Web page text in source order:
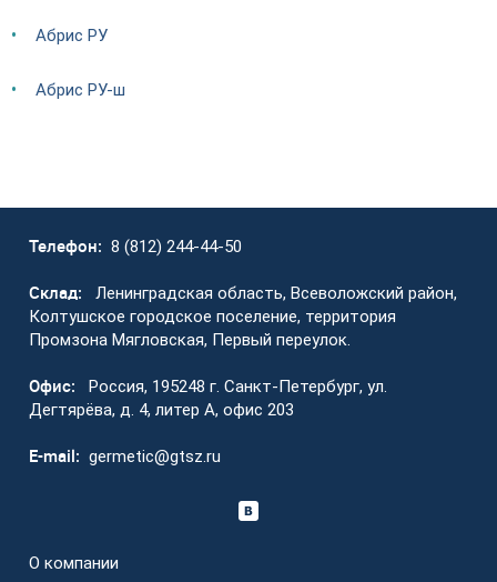
Абрис РУ
Абрис РУ-ш
Телефон: 8 (812) 244-44-50
Склад:
Ленинградская область, Всеволожский район,
Колтушское городское поселение, территория
Промзона Мягловская, Первый переулок.
Офис:
Россия, 195248 г. Санкт-Петербург, ул.
Дегтярёва, д. 4, литер А, офис 203
E-mail: germetic@gtsz.ru
О компании